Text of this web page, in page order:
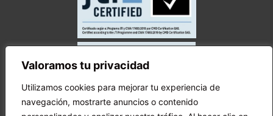
Valoramos tu privacidad
Utilizamos cookies para mejorar tu experiencia de
navegación, mostrarte anuncios o contenido